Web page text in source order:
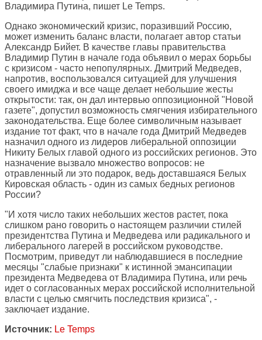
Владимира Путина, пишет Le Temps.
Однако экономический кризис, поразивший Россию,
может изменить баланс власти, полагает автор статьи
Александр Бийет. В качестве главы правительства
Владимир Путин в начале года объявил о мерах борьбы
с кризисом - часто непопулярных. Дмитрий Медведев,
напротив, воспользовался ситуацией для улучшения
своего имиджа и все чаще делает небольшие жесты
открытости: так, он дал интервью оппозиционной "Новой
газете", допустил возможность смягчения избирательного
законодательства. Еще более символичным называет
издание тот факт, что в начале года Дмитрий Медведев
назначил одного из лидеров либеральной оппозиции
Никиту Белых главой одного из российских регионов. Это
назначение вызвало множество вопросов: не
отравленный ли это подарок, ведь доставшаяся Белых
Кировская область - один из самых бедных регионов
России?
"И хотя число таких небольших жестов растет, пока
слишком рано говорить о настоящем различии стилей
президентства Путина и Медведева или радикального и
либерального лагерей в российском руководстве.
Посмотрим, приведут ли наблюдавшиеся в последние
месяцы "слабые признаки" к истинной эмансипации
президента Медведева от Владимира Путина, или речь
идет о согласованных мерах российской исполнительной
власти с целью смягчить последствия кризиса", -
заключает издание.
Источник: Le Temps